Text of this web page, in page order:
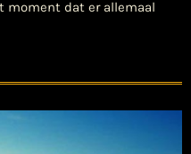
moment dat er allemaal